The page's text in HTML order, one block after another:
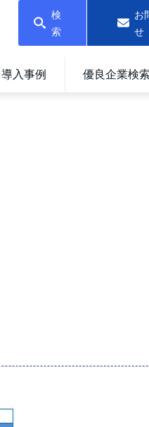
検
索
お
せ
導入事例 優良企業検索